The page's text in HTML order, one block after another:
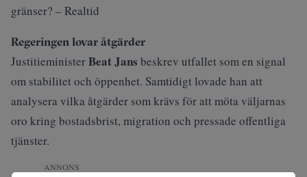
gränser? – Realtid
Regeringen lovar åtgärder
JustitieministerBeat Jans beskrev utfallet som en signal
om stabilitet och öppenhet. Samtidigt lovade han att
analysera vilka åtgärder som krävs för att möta väljarnas
oro kring bostadsbrist, migration och pressade offentliga
tjänster.
ANNONS